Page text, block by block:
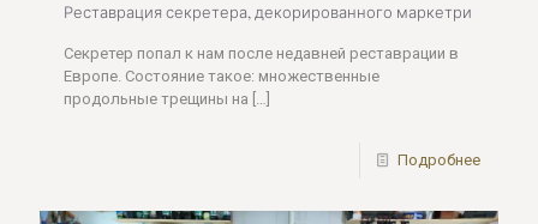
Реставрация секретера, декорированного маркетри
Секретер попал к нам после недавней реставрации в
Европе. Состояние такое: множественные
продольные трещины на […]
Подробнее